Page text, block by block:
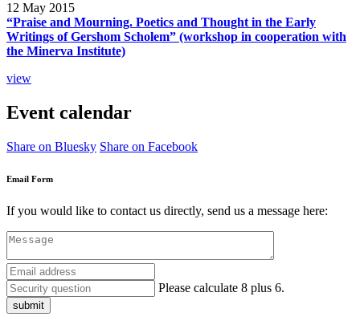
12 May 2015
“Praise and Mourning. Poetics and Thought in the Early
Writings of Gershom Scholem” (workshop in cooperation with
the Minerva Institute)
view
Event calendar
Share on Bluesky Share on Facebook
Email Form
If you would like to contact us directly, send us a message here:
Please calculate 8 plus 6.
submit